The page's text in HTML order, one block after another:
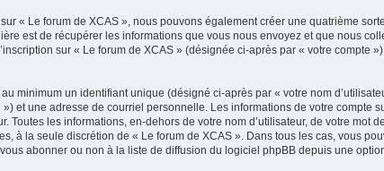
« Le forum de XCAS », nous pouvons également créer une quatrième
est de récupérer les informations que vous nous envoyez et que nous
sur « Le forum de XCAS » (désignée ci-après par « votre
minimum un identifiant unique (désigné ci-après par « votre nom
») et une adresse de courriel personnelle. Les informations de votre
Toutes les informations, en-dehors de votre nom d’utilisateur, de votre
à la seule discrétion de « Le forum de XCAS ». Dans tous les cas, vous
abonner ou non à la liste de diffusion du logiciel phpBB depuis une